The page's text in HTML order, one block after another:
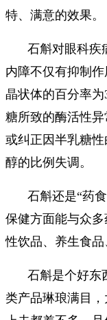
特、满意的效果。
石斛对眼科疾
内障不仅有抑制
晶状体的百分率
糖所致的酶活性
或纠正因半乳糖
醇的比例失调。
石斛还是“药
保健方面能与众
性饮品、养生食品
石斛是个好东
类产品琳琅满目